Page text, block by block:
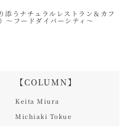
添うナチュラルレストラン＆カフ
～フードダイバーシティ～
【COLUMN】
Keita Miura
Michiaki Tokue